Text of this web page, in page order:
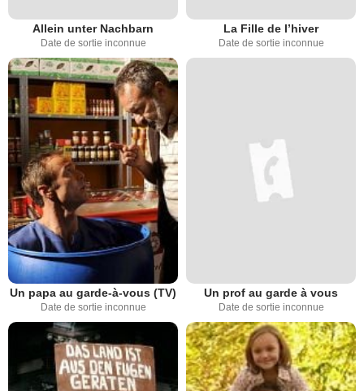
Allein unter Nachbarn
Date de sortie inconnue
La Fille de l’hiver
Date de sortie inconnue
Un papa au garde-à-vous (TV)
Date de sortie inconnue
Un prof au garde à vous
Date de sortie inconnue